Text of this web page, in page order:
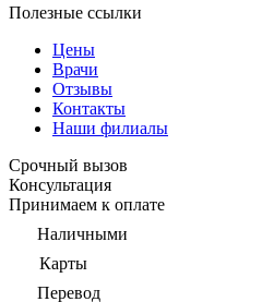
Полезные ссылки
Цены
Врачи
Отзывы
Контакты
Наши филиалы
Срочный вызов
Консультация
Принимаем к оплате
Наличными
Карты
Перевод